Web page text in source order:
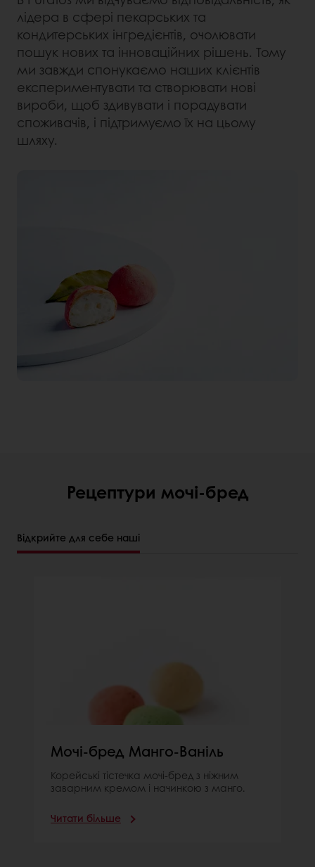
лідера в сфері пекарських та
кондитерських інгредієнтів, очолювати
пошук нових та інноваційних рішень. Тому
ми завжди спонукаємо наших клієнтів
експериментувати та створювати нові
вироби, щоб здивувати і порадувати
споживачів, і підтримуємо їх на цьому
шляху.
Рецептури мочі-бред
Відкрийте для себе наші
Мочі-бред Манго-Ваніль
Корейські тістечка мочі-бред з ніжним
заварним кремом і начинкою з манго.
Читати більше